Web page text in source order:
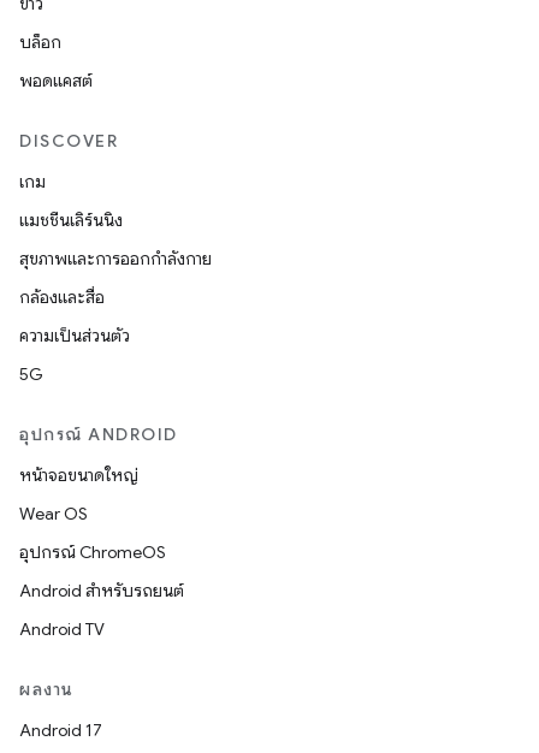
บล็อก
พอดแคสต์
DISCOVER
เกม
แมชชีนเลิร์นนิง
สุขภาพและการออกกำลังกาย
กล้องและสื่อ
ความเป็นส่วนตัว
5G
อุปกรณ์ ANDROID
หน้าจอขนาดใหญ่
Wear OS
อุปกรณ์ ChromeOS
Android สำหรับรถยนต์
Android TV
ผลงาน
Android 17